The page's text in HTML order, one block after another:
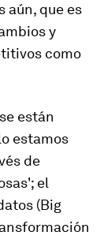
aún, que es
y
como
están
estamos
de
el
(Big